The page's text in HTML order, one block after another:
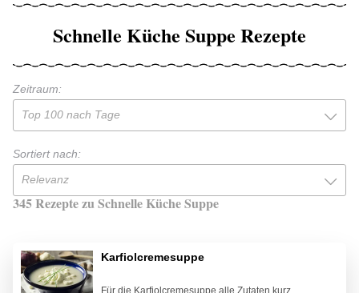
Schnelle Küche Suppe Rezepte
Zeitraum:
Top 100 nach Tage
Sortiert nach:
Relevanz
345 Rezepte zu Schnelle Küche Suppe
Karfiolcremesuppe